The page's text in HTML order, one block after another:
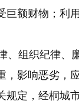
额财物；利
、组织纪律、
，影响恶劣，
规定，经桐城